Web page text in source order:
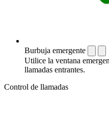
Burbuja emergente
Utilice la ventana
llamadas entrantes.
Control de llamadas